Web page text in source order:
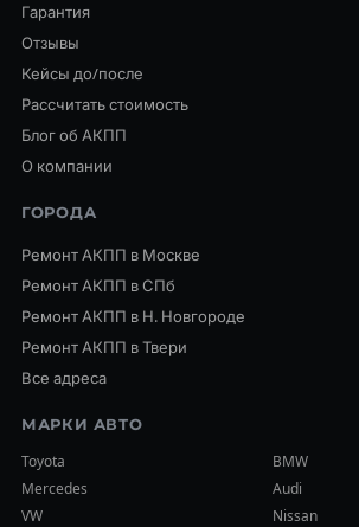
Гарантия
Отзывы
Кейсы до/после
Рассчитать стоимость
Блог об АКПП
О компании
ГОРОДА
Ремонт АКПП в Москве
Ремонт АКПП в СПб
Ремонт АКПП в Н. Новгороде
Ремонт АКПП в Твери
Все адреса
МАРКИ АВТО
Toyota
BMW
Mercedes
Audi
VW
Nissan